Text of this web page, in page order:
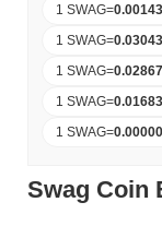
1 SWAG=
1 SWAG=
1 SWAG=
1 SWAG=
1 SWAG=
Swag Coin